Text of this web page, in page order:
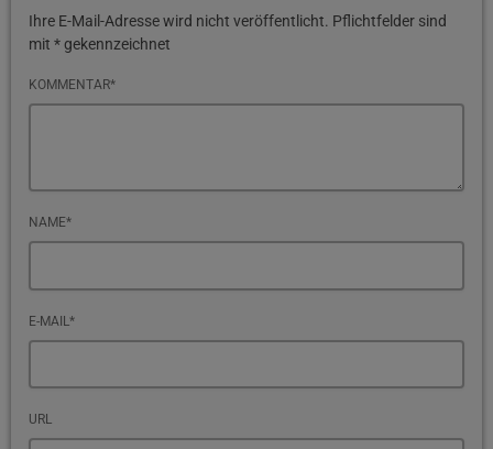
Ihre E-Mail-Adresse wird nicht veröffentlicht. Pflichtfelder sind
mit * gekennzeichnet
KOMMENTAR*
NAME*
E-MAIL*
URL